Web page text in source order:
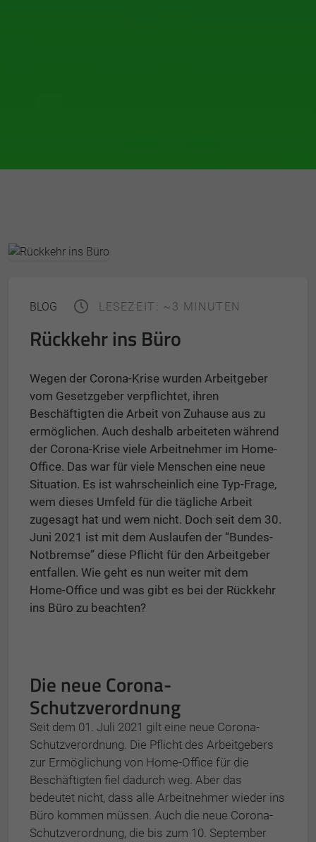
BLOG LESEZEIT: ~3 MINUTEN
Rückkehr ins Büro
Wegen der Corona-Krise wurden Arbeitgeber
vom Gesetzgeber verpflichtet, ihren
Beschäftigten die Arbeit von Zuhause aus zu
ermöglichen. Auch deshalb arbeiteten während
der Corona-Krise viele Arbeitnehmer im Home-
Office. Das war für viele Menschen eine neue
Situation. Es ist wahrscheinlich eine Typ-Frage,
wem dieses Umfeld für die tägliche Arbeit
zugesagt hat und wem nicht. Doch seit dem 30.
Juni 2021 ist mit dem Auslaufen der “Bundes-
Notbremse” diese Pflicht für den Arbeitgeber
entfallen. Wie geht es nun weiter mit dem
Home-Office und was gibt es bei der Rückkehr
ins Büro zu beachten?
Die neue Corona-
Schutzverordnung
Seit dem 01. Juli 2021 gilt eine neue Corona-
Schutzverordnung. Die Pflicht des Arbeitgebers
zur Ermöglichung von Home-Office für die
Beschäftigten fiel dadurch weg. Aber das
bedeutet nicht, dass alle Arbeitnehmer wieder ins
Büro kommen müssen. Auch die neue Corona-
Schutzverordnung, die bis zum 10. September